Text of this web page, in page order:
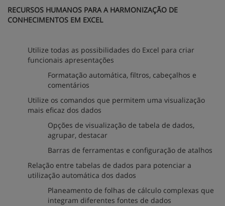
RECURSOS HUMANOS PARA A HARMONIZAÇÃO DE
CONHECIMENTOS EM EXCEL
Utilize todas as possibilidades do Excel para criar
funcionais apresentações
Formatação automática, filtros, cabeçalhos e
comentários
Utilize os comandos que permitem uma visualização
mais eficaz dos dados
Opções de visualização de tabela de dados,
agrupar, destacar
Barras de ferramentas e configuração de atalhos
Relação entre tabelas de dados para potenciar a
utilização automática dos dados
Planeamento de folhas de cálculo complexas que
integram diferentes fontes de dados